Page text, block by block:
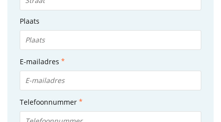
Plaats
E-mailadres
Telefoonnummer